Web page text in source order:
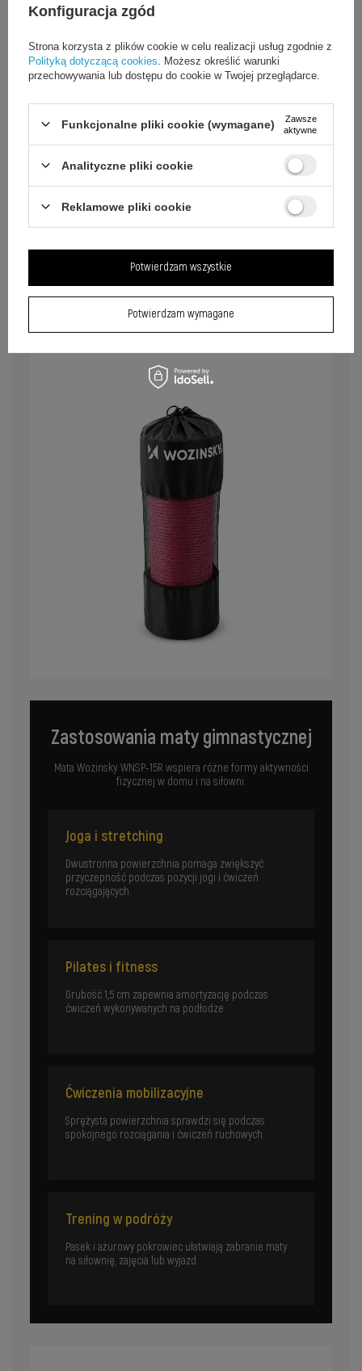
transport maty do ćwiczeń
Mata Wozinsky WNSP-15R jest wyposażona w
pasek z elastycznymi pętlami, które pomagają
Zastosowania maty gimnastycznej
Mata Wozinsky WNSP-15R wspiera różne formy aktywności
fizycznej w domu i na siłowni.
Joga i stretching
Dwustronna powierzchnia pomaga zwiększyć
przyczepność podczas pozycji jogi i ćwiczeń
rozciągających.
Pilates i fitness
Grubość 1,5 cm zapewnia amortyzację podczas
ćwiczeń wykonywanych na podłodze.
Ćwiczenia mobilizacyjne
Sprężysta powierzchnia sprawdzi się podczas
spokojnego rozciągania i ćwiczeń ruchowych.
Trening w podróży
Pasek i ażurowy pokrowiec ułatwiają zabranie maty
na siłownię, zajęcia lub wyjazd.
Konfiguracja zgód
Strona korzysta z plików cookie w celu realizacji usług zgodnie z
Polityką dotyczącą cookies . Możesz określić warunki
przechowywania lub dostępu do cookie w Twojej przeglądarce.
Funkcjonalne pliki cookie (wymagane)
Zawsze
aktywne
Analityczne pliki cookie
Reklamowe pliki cookie
Potwierdzam wymagane
Potwierdzam wszystkie